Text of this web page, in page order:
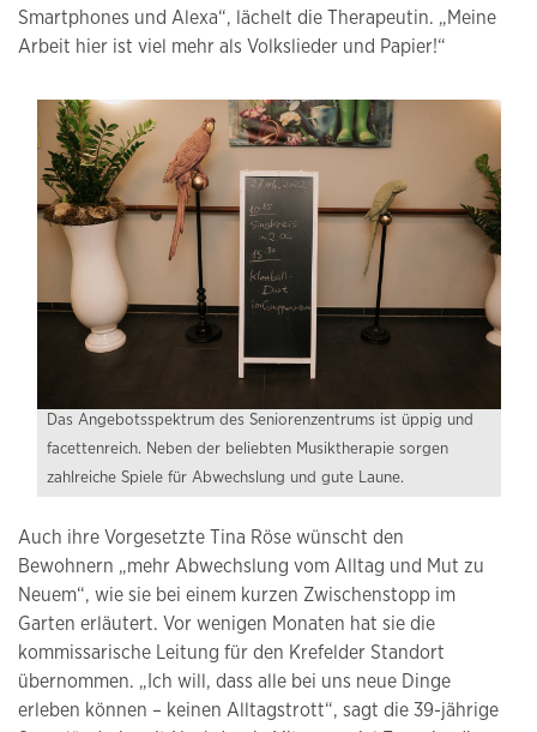
Smartphones und Alexa“, lächelt die Therapeutin. „Meine
Arbeit hier ist viel mehr als Volkslieder und Papier!“
Das Angebotsspektrum des Seniorenzentrums ist üppig und
facettenreich. Neben der beliebten Musiktherapie sorgen
zahlreiche Spiele für Abwechslung und gute Laune.
Auch ihre Vorgesetzte Tina Röse wünscht den
Bewohnern „mehr Abwechslung vom Alltag und Mut zu
Neuem“, wie sie bei einem kurzen Zwischenstopp im
Garten erläutert. Vor wenigen Monaten hat sie die
kommissarische Leitung für den Krefelder Standort
übernommen. „Ich will, dass alle bei uns neue Dinge
erleben können – keinen Alltagstrott“, sagt die 39-jährige